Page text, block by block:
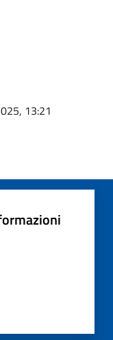
13:21